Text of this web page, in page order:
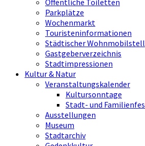
Parkplätze
Wochenmarkt
Touristeninformationen
Städtischer
Gastgeberverzeichnis
Stadtimpressionen
Kultur & Natur
Veranstaltungskalender
Kultursonntage
Stadt- und
Ausstellungen
Museum
Stadtarchiv